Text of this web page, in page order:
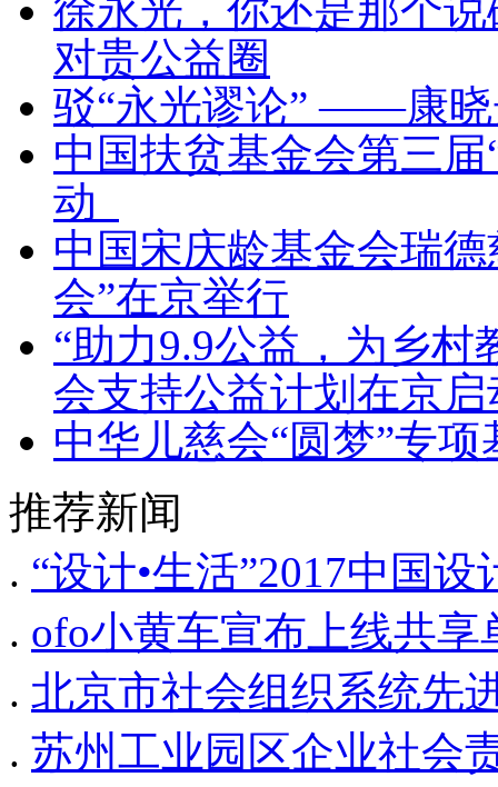
徐永光，你还是那个
对贵公益圈
驳“永光谬论” ——康晓
中国扶贫基金会第三
动
中国宋庆龄基金会瑞
会”在京举行
“助力9.9公益，为乡
会支持公益计划在京
中华儿慈会“圆梦”专
推荐新闻
. “设计•生活”2017中国
. ofo小黄车宣布上线共
. 北京市社会组织系统先
. 苏州工业园区企业社会